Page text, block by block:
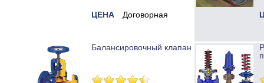
ЦЕНА Договорная
Балансировочный клапан